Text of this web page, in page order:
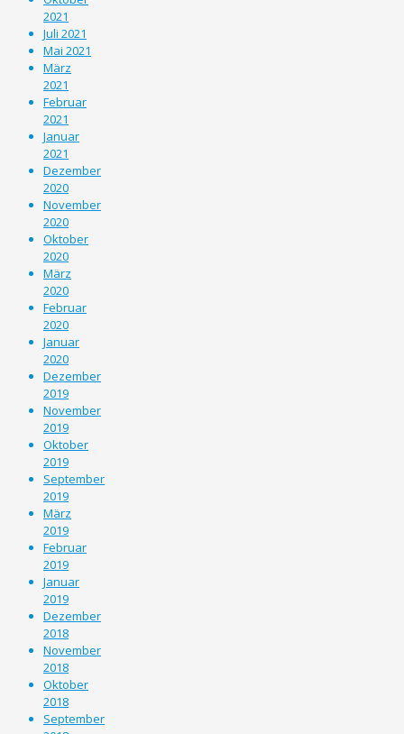
2021
Juli 2021
Mai 2021
März
2021
Februar
2021
Januar
2021
Dezember
2020
November
2020
Oktober
2020
März
2020
Februar
2020
Januar
2020
Dezember
2019
November
2019
Oktober
2019
September
2019
März
2019
Februar
2019
Januar
2019
Dezember
2018
November
2018
Oktober
2018
September